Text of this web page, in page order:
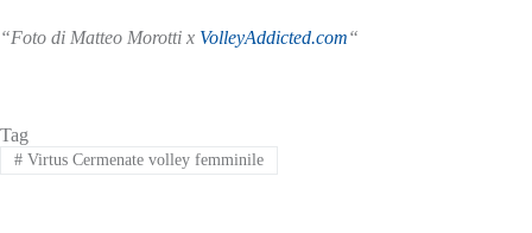
“Foto di Matteo Morotti x VolleyAddicted.com“
Tag
#Virtus Cermenate volley femminile